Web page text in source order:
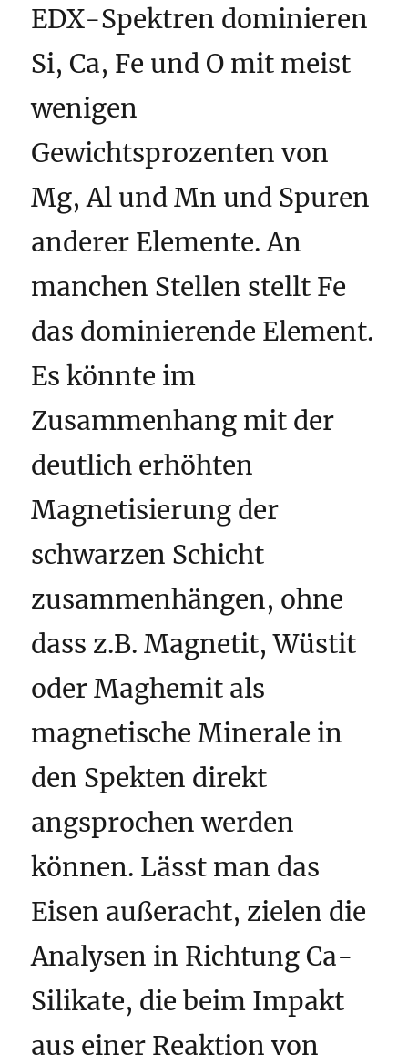
EDX-Spektren dominieren
Si, Ca, Fe und O mit meist
wenigen
Gewichtsprozenten von
Mg, Al und Mn und Spuren
anderer Elemente. An
manchen Stellen stellt Fe
das dominierende Element.
Es könnte im
Zusammenhang mit der
deutlich erhöhten
Magnetisierung der
schwarzen Schicht
zusammenhängen, ohne
dass z.B. Magnetit, Wüstit
oder Maghemit als
magnetische Minerale in
den Spekten direkt
angsprochen werden
können. Lässt man das
Eisen außeracht, zielen die
Analysen in Richtung Ca-
Silikate, die beim Impakt
aus einer Reaktion von